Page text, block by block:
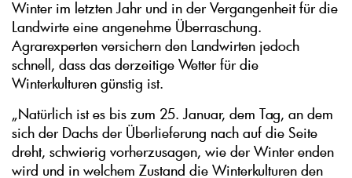
Winter im letzten Jahr und in der Vergangenheit für die
Landwirte eine angenehme Überraschung.
Agrarexperten versichern den Landwirten jedoch
schnell, dass das derzeitige Wetter für die
Winterkulturen günstig ist.
„Natürlich ist es bis zum 25. Januar, dem Tag, an dem
sich der Dachs der Überlieferung nach auf die Seite
dreht, schwierig vorherzusagen, wie der Winter enden
wird und in welchem Zustand die Winterkulturen den